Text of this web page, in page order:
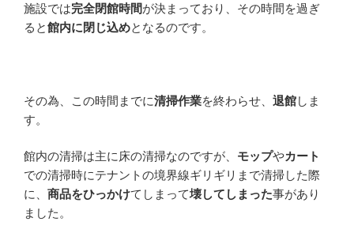
施設では完全閉館時間が決まっており、その時間を過ぎ
ると館内に閉じ込めとなるのです。
その為、この時間までに清掃作業を終わらせ、 退館しま
す。
館内の清掃は主に床の清掃なのですが、 モップやカート
での清掃時にテナントの境界線ギリギリまで清掃した際
に、 商品をひっかけてしまって壊してしまった事があり
ました。